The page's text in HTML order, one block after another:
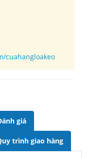
cuahangloakeo
giá
trình giao hàng